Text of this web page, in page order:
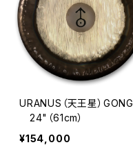
URANUS（天王星）GONG
24"（61cm）
¥154,000